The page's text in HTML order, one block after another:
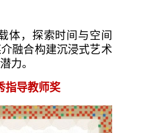
体，探索时间与空间
融合构建沉浸式艺术
力。
指导教师奖